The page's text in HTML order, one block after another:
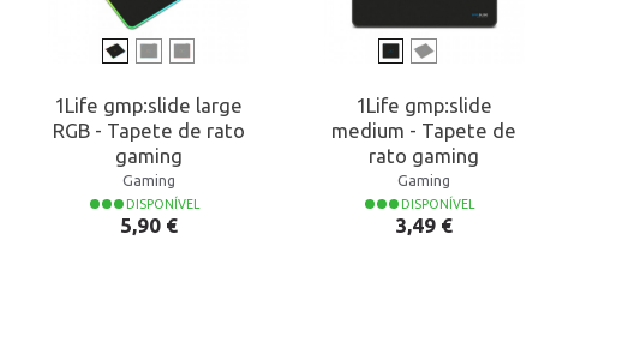
1Life gmp:slide large
RGB - Tapete de rato
gaming
Gaming
DISPONÍVEL
Preço
5,90 €
1Life gmp:slide
medium - Tapete de
rato gaming
Gaming
DISPONÍVEL
Preço
3,49 €